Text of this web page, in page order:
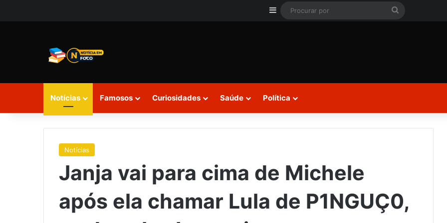
Barra Lateral
Notícias Famosos Curiosidades Saúde Política
Notícias
Janja vai para cima de Michele
após ela chamar Lula de P1NGUÇ0,